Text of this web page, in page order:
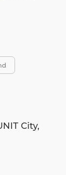
City,